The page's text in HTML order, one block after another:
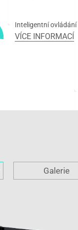
Inteligentní ovládání
VÍCE INFORMACÍ
Galerie